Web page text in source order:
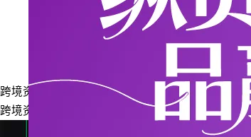
跨境资讯
跨境资讯